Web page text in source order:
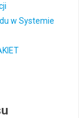
w Systemie